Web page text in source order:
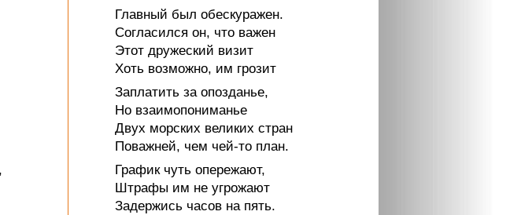
Главный был обескуражен.
Согласился он, что важен
Этот дружеский визит
Хоть возможно, им грозит
Заплатить за опозданье,
Но взаимопониманье
Двух морских великих стран
Поважней, чем чей-то план.
График чуть опережают,
Штрафы им не угрожают
Задержись часов на пять.